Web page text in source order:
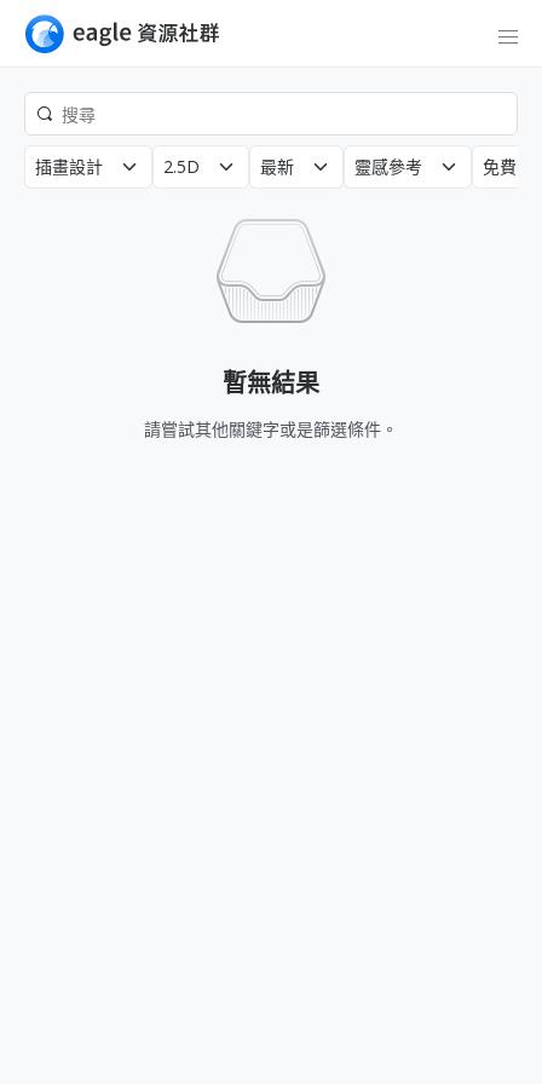
插畫設計 2.5D 最新 靈感參考 免費商
暫無結果
請嘗試其他關鍵字或是篩選條件。